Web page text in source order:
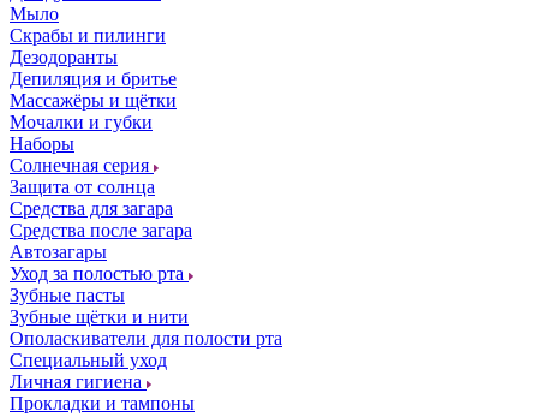
Мыло
Скрабы и пилинги
Дезодоранты
Депиляция и бритье
Массажёры и щётки
Мочалки и губки
Наборы
Солнечная серия
Защита от солнца
Средства для загара
Средства после загара
Автозагары
Уход за полостью рта
Зубные пасты
Зубные щётки и нити
Ополаскиватели для полости рта
Специальный уход
Личная гигиена
Прокладки и тампоны